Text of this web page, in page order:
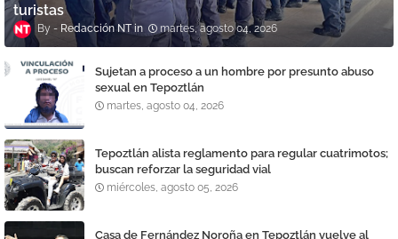
turistas
Redacción NT martes, agosto 04, 2026
Sujetan a proceso a un hombre por presunto abuso
sexual en Tepoztlán
martes, agosto 04, 2026
Tepoztlán alista reglamento para regular cuatrimotos;
buscan reforzar la seguridad vial
miércoles, agosto 05, 2026
Casa de Fernández Noroña en Tepoztlán vuelve al